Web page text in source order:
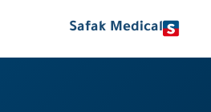
Safak Medical